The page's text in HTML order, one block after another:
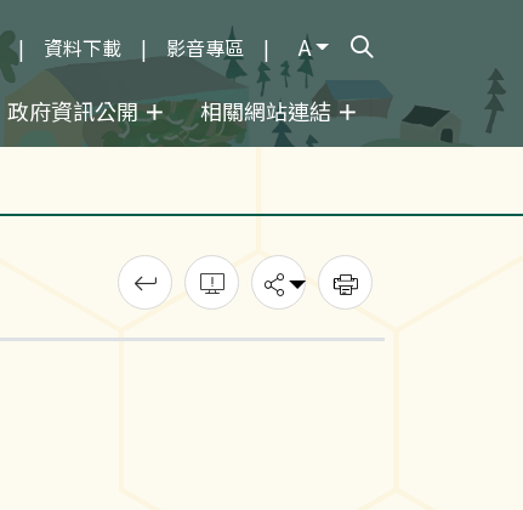
資料下載 影音專區 A
打開搜尋輸入框
政府資訊公開 相關網站連結
回上一頁錯誤回報
分享 列印